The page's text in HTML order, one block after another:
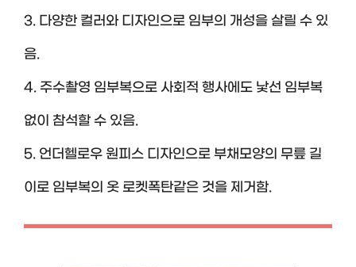
3. 다양한 컬러와 디자인으로 임부의 개성을 살릴 수 있
음.
4. 주수촬영 임부복으로 사회적 행사에도 낯선 임부복
없이 참석할 수 있음.
5. 언더헬로우 원피스 디자인으로 부채모양의 무릎 길
이로 임부복의 옷 로켓폭탄같은 것을 제거함.